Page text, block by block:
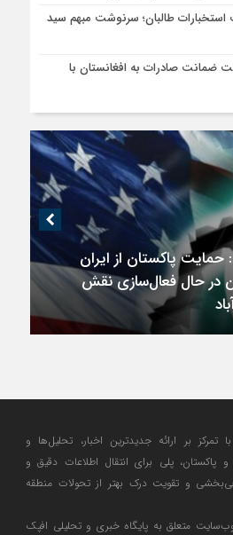
استخبارات طالبان؛ سرنوشت مبهم سید
ضمانت صادرات به افغانستان با
حمایت پاکستان از ایران
در حال فعال‌سازی نقش
بر ارائه جدیدترین اخبار، تحلیل‌ها و
و پاکستان، پلی برای انتقال اطلاعات دقیق و
و تقویت درک بهتر از تحولات منطقه
متعلق به پایگاه خبری و تحلیلی افپک